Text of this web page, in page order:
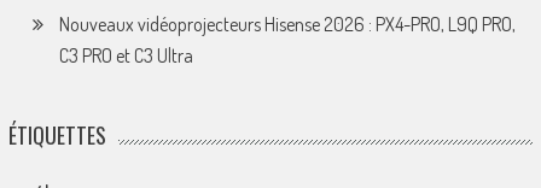
Nouveaux vidéoprojecteurs Hisense 2026 : PX4-PRO, L9Q PRO,
C3 PRO et C3 Ultra
ÉTIQUETTES